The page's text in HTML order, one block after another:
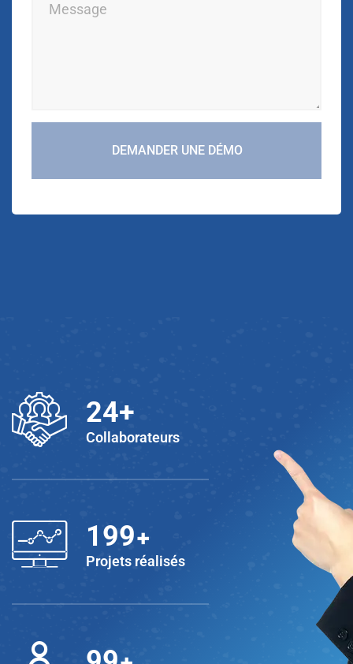
DEMANDER UNE DÉMO
25+
Collaborateurs
200+
Projets réalisés